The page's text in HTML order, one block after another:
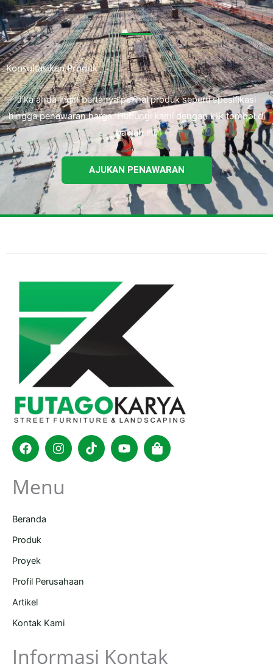
Konsultasikan Produk
Jika anda ingin bertanya perihal produk seperti spesifikasi
hingga penawaran harga. Hubungi kami dengan klik tombol di
bawah ini.
AJUKAN PENAWARAN
FacebookInstagram
TiktokYoutubeShopping-
bag
Menu
Beranda
Produk
Proyek
Profil Perusahaan
Artikel
Kontak Kami
Informasi Kontak